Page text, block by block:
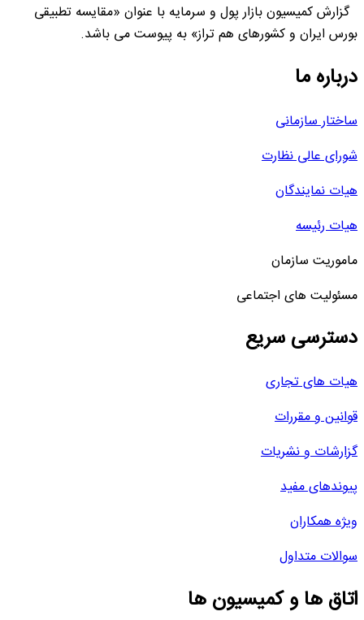
گزارش کمیسیون بازار پول و سرمایه با عنوان «مقایسه تطبیقی
بورس ایران و کشورهای هم تراز» به پیوست می باشد.
درباره ما
ساختار سازمانی
شورای عالی نظارت
هیات نمایندگان
هیات رئیسه
ماموریت سازمان
مسئولیت های اجتماعی
دسترسی سریع
هیات های تجاری
قوانین و مقررات
گزارشات و نشریات
پیوندهای مفید
ویژه همکاران
سوالات متداول
اتاق ها و کمیسیون ها